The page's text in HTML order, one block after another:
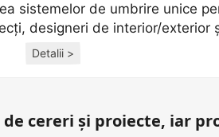
sistemelor de umbrire unice
designeri de interior/exterior
Detalii >
cereri și proiecte, iar